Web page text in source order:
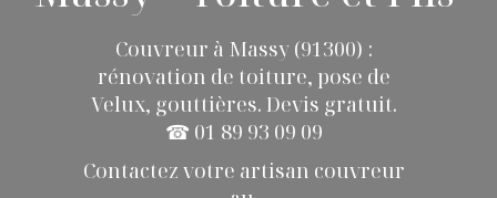
Couvreur à Massy (91300) :
rénovation de toiture, pose de
Velux, gouttières. Devis gratuit.
☎ 01 89 93 09 09
Contactez votre artisan couvreur